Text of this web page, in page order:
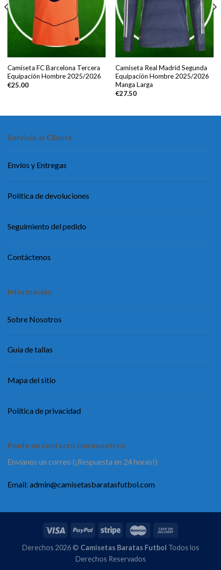
Camiseta FC Barcelona Tercera
Equipación Hombre 2025/2026
€25.00
Camiseta Real Madrid Segunda
Equipación Hombre 2025/2026
Manga Larga
€27.50
Servicio al Cliente
Envíos y Entregas
Política de devoluciones
Seguimiento del pedido
Contáctenos
Información
Sobre Nosotros
Guía de tallas
Mapa del sitio
Política de privacidad
Ponte en contacto con nosotros
Envíanos un correo (¡Respuesta en 24 horas!)
Email: admin@camisetasbaratasfutbol.com
Derechos 2026 © Camisetas Baratas Futbol Todos los
Derechos Reservados